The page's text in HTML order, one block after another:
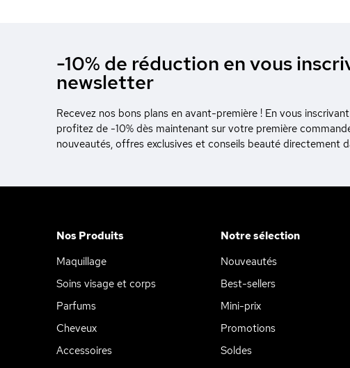
-10% de réduction en vous
newsletter
Recevez nos bons plans en avant-première ! En vous
profitez de -10% dès maintenant sur votre première
nouveautés, offres exclusives et conseils beauté directement
Nos Produits
Maquillage
Soins visage et corps
Parfums
Cheveux
Accessoires
Notre sélection
Nouveautés
Best-sellers
Mini-prix
Promotions
Soldes